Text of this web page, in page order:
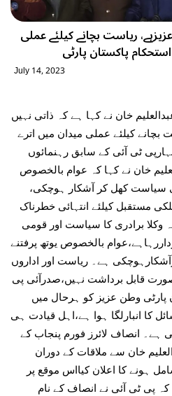
ریاست بچانے کیلئے عملی
پاکستان پارٹی
July 14, 2023
خان نے کہا ہے کہ ذاتی نہیں
بچانے کیلئے عملی میدان میں اترے
ٹی آئی کے سابق رہنمائوں
خان نے کہا کہ عوام بالخصوص
سیاست کھل کر آشکار ہوچکی،
مستقبل کیلئے انتہائی خطرناک
وکلا برادری کا سیاست اور قومی
بالخصوص یوتھ پرفتنے
ہے۔ ریاست اور اداروں
قابل برداشت نہیں،صدرآئی پی
پارٹی وطن عزیز کو ہرحال میں
کا انبارلگا ہوا ہے،اہل قیادت ہی
انصاف لائرز فورم پنجاب کے
خان سے ملاقات کے دوران
ہونے کا اعلان کیااس موقع پر
کہ پی ٹی آئی نے انصاف کے نام